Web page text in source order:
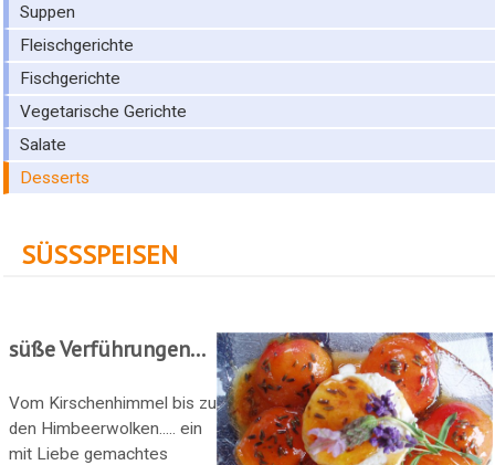
Suppen
Fleischgerichte
Fischgerichte
Vegetarische Gerichte
Salate
Desserts
SÜSSSPEISEN
süße Verführungen...
Vom Kirschenhimmel bis zu
den Himbeerwolken..... ein
mit Liebe gemachtes